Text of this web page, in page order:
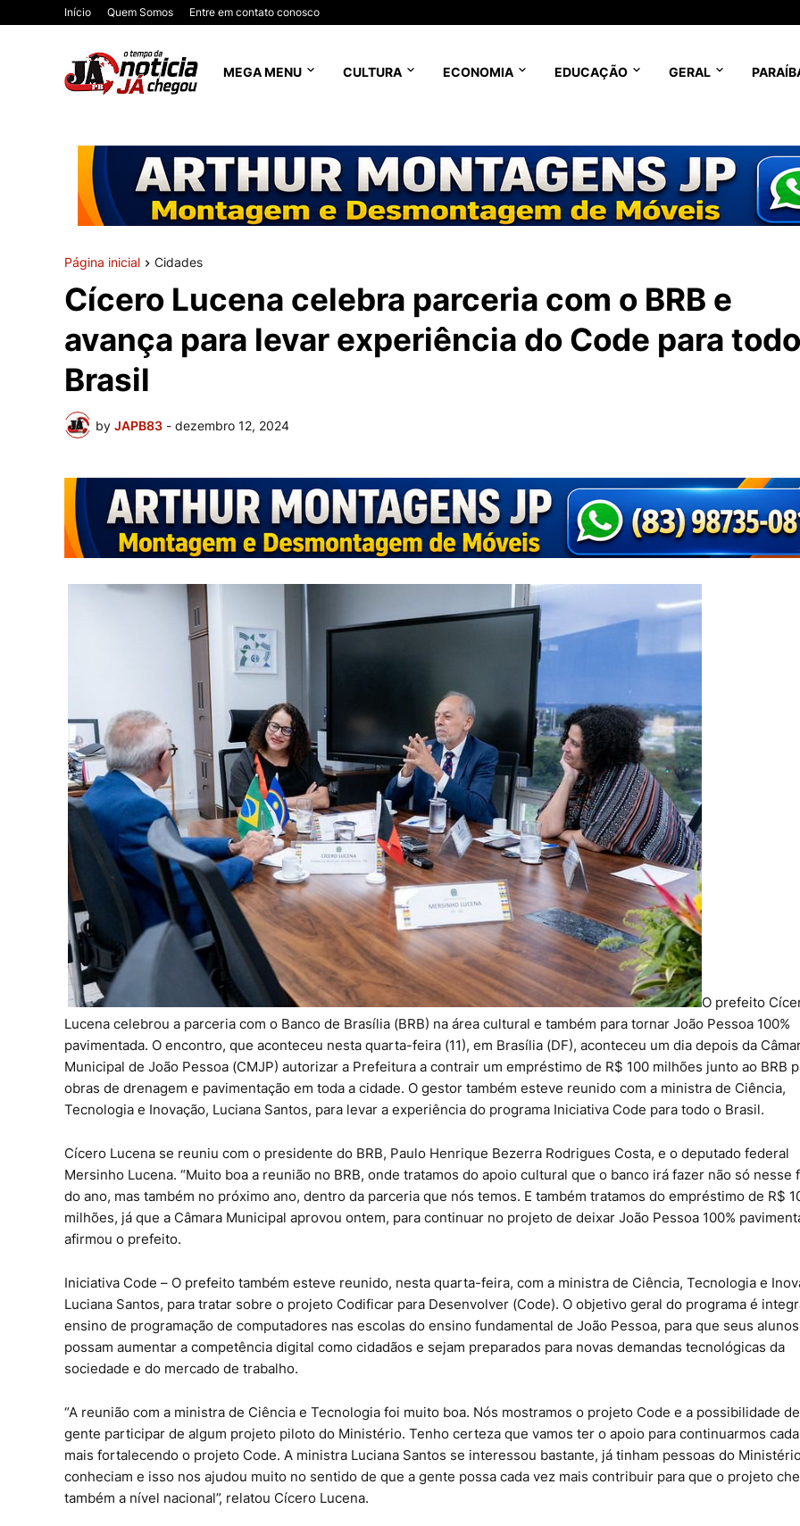
Início Quem Somos Entre em contato conosco
MEGA MENU CULTURA ECONOMIA EDUCAÇÃO GERAL
Página inicial Cidades
Cícero Lucena celebra parceria com o BRB e
avança para levar experiência do Code para
Brasil
by JAPB83 - dezembro 12, 2024
O prefeito
Lucena celebrou a parceria com o Banco de Brasília (BRB) na área cultural e também para tornar João Pessoa 100%
pavimentada. O encontro, que aconteceu nesta quarta-feira (11), em Brasília (DF), aconteceu um dia depois da
Municipal de João Pessoa (CMJP) autorizar a Prefeitura a contrair um empréstimo de R$ 100 milhões junto ao BRB
obras de drenagem e pavimentação em toda a cidade. O gestor também esteve reunido com a ministra de Ciência,
Tecnologia e Inovação, Luciana Santos, para levar a experiência do programa Iniciativa Code para todo o Brasil.
Cícero Lucena se reuniu com o presidente do BRB, Paulo Henrique Bezerra Rodrigues Costa, e o deputado federal
Mersinho Lucena. “Muito boa a reunião no BRB, onde tratamos do apoio cultural que o banco irá fazer não só nesse
do ano, mas também no próximo ano, dentro da parceria que nós temos. E também tratamos do empréstimo de R$
milhões, já que a Câmara Municipal aprovou ontem, para continuar no projeto de deixar João Pessoa 100%
afirmou o prefeito.
Iniciativa Code – O prefeito também esteve reunido, nesta quarta-feira, com a ministra de Ciência, Tecnologia e
Luciana Santos, para tratar sobre o projeto Codificar para Desenvolver (Code). O objetivo geral do programa é
ensino de programação de computadores nas escolas do ensino fundamental de João Pessoa, para que seus alunos
possam aumentar a competência digital como cidadãos e sejam preparados para novas demandas tecnológicas da
sociedade e do mercado de trabalho.
“A reunião com a ministra de Ciência e Tecnologia foi muito boa. Nós mostramos o projeto Code e a possibilidade
gente participar de algum projeto piloto do Ministério. Tenho certeza que vamos ter o apoio para continuarmos
mais fortalecendo o projeto Code. A ministra Luciana Santos se interessou bastante, já tinham pessoas do
conheciam e isso nos ajudou muito no sentido de que a gente possa cada vez mais contribuir para que o projeto
também a nível nacional”, relatou Cícero Lucena.